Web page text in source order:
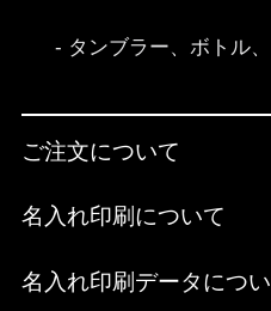
タンブラー、ボトル
ご注文について
名入れ印刷について
名入れ印刷データにつ